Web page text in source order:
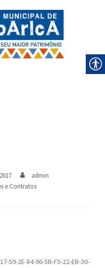
admin
e Contratos
17-59-2E-84-96-5B-F5-22-EB-30-